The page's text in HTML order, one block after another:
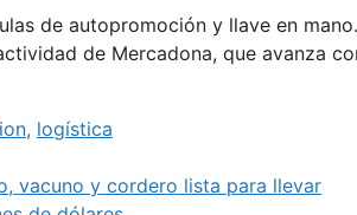
de autopromoción y llave en
de Mercadona, que avanza
, logística
vacuno y cordero lista para llevar